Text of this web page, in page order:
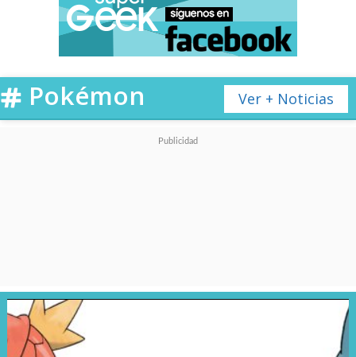
Ver + Noticias
Pokémon